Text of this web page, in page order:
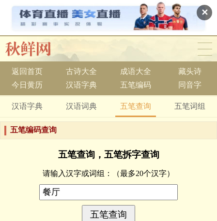
✕
返回首页 古诗大全 成语大全
藏头诗
今日黄历
汉语字典 五笔编码 同音字
汉语字典 汉语词典 五笔查询 五笔词组
五笔编码查询
五笔查询，五笔拆字查询
请输入汉字或词组： （最多20个汉字）